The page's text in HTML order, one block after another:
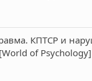
КПТСР и
of